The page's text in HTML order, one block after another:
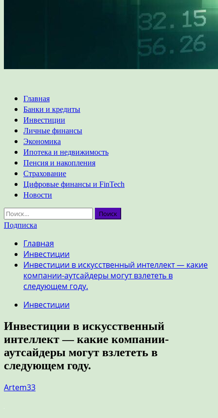
Основное
меню
Главная
Банки и кредиты
Инвестиции
Личные финансы
Экономика
Ипотека и недвижимость
Пенсия и накопления
Страхование
Цифровые финансы и FinTech
Новости
Найти:
Подписка
Главная
Инвестиции
Инвестиции в искусственный интеллект — какие
компании-аутсайдеры могут взлететь в
следующем году.
Инвестиции
Инвестиции в искусственный
интеллект — какие компании-
аутсайдеры могут взлететь в
следующем году.
Artem33